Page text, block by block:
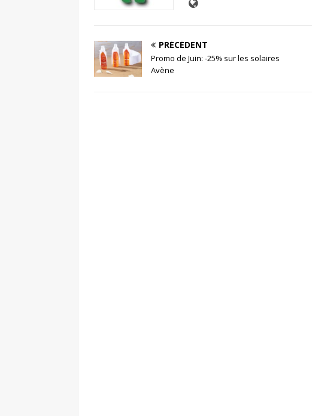
PRÉCÉDENT
Promo de Juin: -25% sur les solaires
Avène